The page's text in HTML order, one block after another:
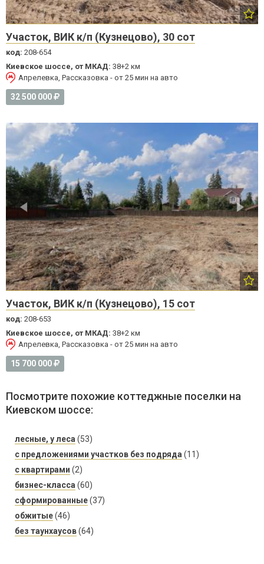
Участок, ВИК к/п (Кузнецово), 30 сот
код: 208-654
Киевское шоссе, от МКАД: 38+2 км
Апрелевка, Рассказовка - от 25 мин на авто
32 500 000
Участок, ВИК к/п (Кузнецово), 15 сот
код: 208-653
Киевское шоссе, от МКАД: 38+2 км
Апрелевка, Рассказовка - от 25 мин на авто
15 700 000
Посмотрите похожие коттеджные поселки на
Киевском шоссе:
лесные, у леса (53)
с предложениями участков без подряда (11)
с квартирами (2)
бизнес-класса (60)
сформированные(37)
обжитые(46)
без таунхаусов(64)